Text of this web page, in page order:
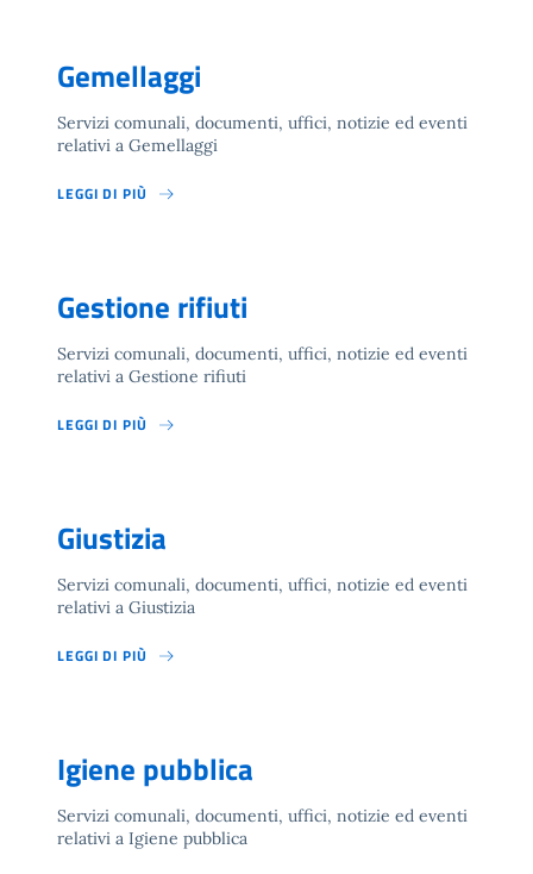
Gemellaggi
Servizi comunali, documenti, uffici, notizie ed eventi
relativi a Gemellaggi
LEGGI DI PIÙ
Gestione rifiuti
Servizi comunali, documenti, uffici, notizie ed eventi
relativi a Gestione rifiuti
LEGGI DI PIÙ
Giustizia
Servizi comunali, documenti, uffici, notizie ed eventi
relativi a Giustizia
LEGGI DI PIÙ
Igiene pubblica
Servizi comunali, documenti, uffici, notizie ed eventi
relativi a Igiene pubblica